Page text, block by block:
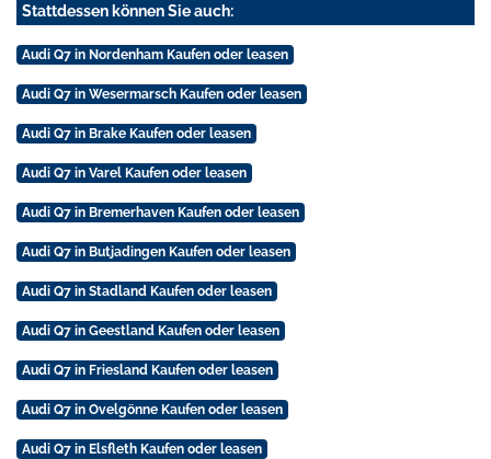
Stattdessen können Sie auch:
Audi Q7 in Nordenham Kaufen oder leasen
Audi Q7 in Wesermarsch Kaufen oder leasen
Audi Q7 in Brake Kaufen oder leasen
Audi Q7 in Varel Kaufen oder leasen
Audi Q7 in Bremerhaven Kaufen oder leasen
Audi Q7 in Butjadingen Kaufen oder leasen
Audi Q7 in Stadland Kaufen oder leasen
Audi Q7 in Geestland Kaufen oder leasen
Audi Q7 in Friesland Kaufen oder leasen
Audi Q7 in Ovelgönne Kaufen oder leasen
Audi Q7 in Elsfleth Kaufen oder leasen